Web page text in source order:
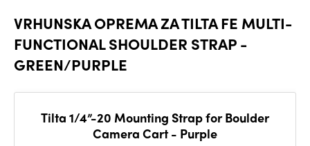
VRHUNSKA OPREMA ZA TILTA FE MULTI-
FUNCTIONAL SHOULDER STRAP -
GREEN/PURPLE
Tilta 1/4”-20 Mounting Strap for Boulder
Camera Cart - Purple